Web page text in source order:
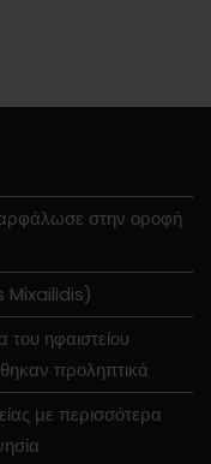
στην οροφή
Mixailidis)
ηφαιστείου
προληπτικά
με περισσότερα